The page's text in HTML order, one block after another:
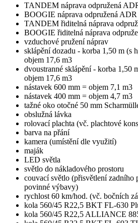
TANDEM náprava odpružená
BOOGIE náprava odpružená
TANDEM řiditelná náprava
BOOGIE řiditelná náprava
vzduchové pružení náprav
sklápění dozadu - korba 1,50 m (s
objem 17,6 m3
dvoustranné sklápění - korba 1,50
objem 17,6 m3
nástavek 600 mm = objem 7,1 m3
nástavek 400 mm = objem 4,7 m3
tažné oko otočné 50 mm
obslužná lávka
rolovací plachta (vč. plachtové
barva na přání
kamera (umístění dle využití)
maják
LED světla
světlo do nákladového prostoru
couvací světlo (přisvětlení zadního
povinné výbavy)
rychlost 60 km/hod. (vč. bočních
kola 560/45 R22,5 BKT FL-630
kola 560/45 R22,5 ALLIANCE